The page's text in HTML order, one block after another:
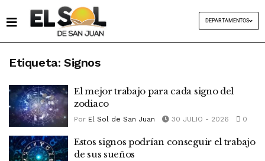
DEPARTAMENTOS
Etiqueta: Signos
El mejor trabajo para cada signo del
zodiaco
Por El Sol de San Juan 30 JULIO - 2026 0
Estos signos podrían conseguir el trabajo
de sus sueños